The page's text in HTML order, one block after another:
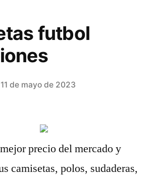
futbol
11 de mayo de 2023
precio del mercado y
camisetas, polos, sudaderas,